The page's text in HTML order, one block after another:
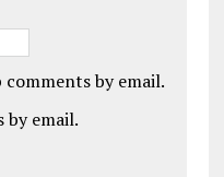
by email.
by email.